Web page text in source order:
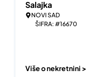
Salajka
NOVI SAD
ŠIFRA: #16670
Više o nekretnini >